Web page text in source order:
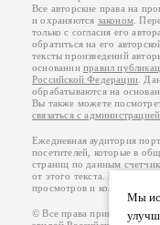
Мы
Все авторские права на
и охраняются законом .
только с согласия его
обратиться на его
тексты произведений
основанииправил
Российской Федерации .
обрабатываются на
Вы также можете
связаться с администрацией
Ежедневная аудитория
посетителей, которые в
страниц по данным
от этого текста. В каждой
просмотров и количество
© Все права принадлежат